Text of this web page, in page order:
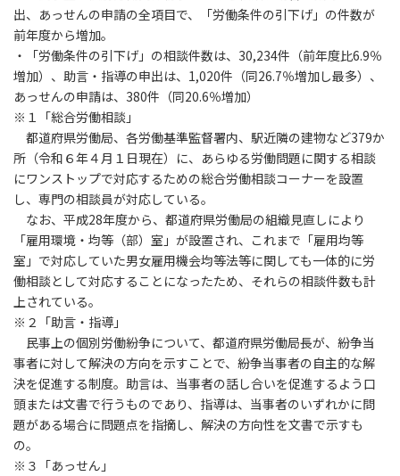
出、あっせんの申請の全項目で、「労働条件の引下げ」の件数が
前年度から増加。
・「労働条件の引下げ」の相談件数は、30,234件（前年度比6.9％
増加）、助言・指導の申出は、1,020件（同26.7％増加し最多）、
あっせんの申請は、380件（同20.6％増加）
※１「総合労働相談」
都道府県労働局、各労働基準監督署内、駅近隣の建物など379か
所（令和６年４月１日現在）に、あらゆる労働問題に関する相談
にワンストップで対応するための総合労働相談コーナーを設置
し、専門の相談員が対応している。
なお、平成28年度から、都道府県労働局の組織見直しにより
「雇用環境・均等（部）室」が設置され、これまで「雇用均等
室」で対応していた男女雇用機会均等法等に関しても一体的に労
働相談として対応することになったため、それらの相談件数も計
上されている。
※２「助言・指導」
民事上の個別労働紛争について、都道府県労働局長が、紛争当
事者に対して解決の方向を示すことで、紛争当事者の自主的な解
決を促進する制度。助言は、当事者の話し合いを促進するよう口
頭または文書で行うものであり、指導は、当事者のいずれかに問
題がある場合に問題点を指摘し、解決の方向性を文書で示すも
の。
※３「あっせん」